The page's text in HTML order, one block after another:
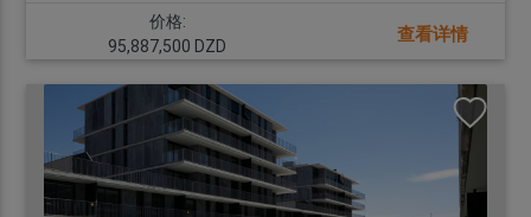
价格:
95,887,500 DZD
查看详情